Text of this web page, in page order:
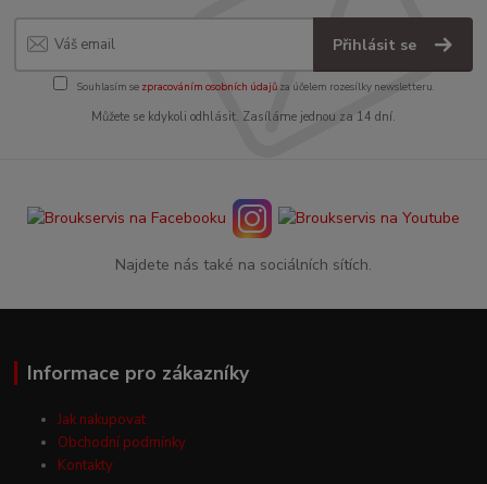
Přihlásit se
Souhlasím se zpracováním osobních údajůza účelem rozesílky newsletteru.
Můžete se kdykoli odhlásit. Zasíláme jednou za 14 dní.
Najdete nás také na sociálních sítích.
Informace pro zákazníky
Jak nakupovat
Obchodní podmínky
Kontakty